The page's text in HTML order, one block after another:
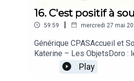
16. C'est positif à
59:59 | mercredi 27 mai
Générique CPASAccueil et
Katerine – Les ObjetsDoro :
collectionneursAnnie Cordie
demainTif :
Play